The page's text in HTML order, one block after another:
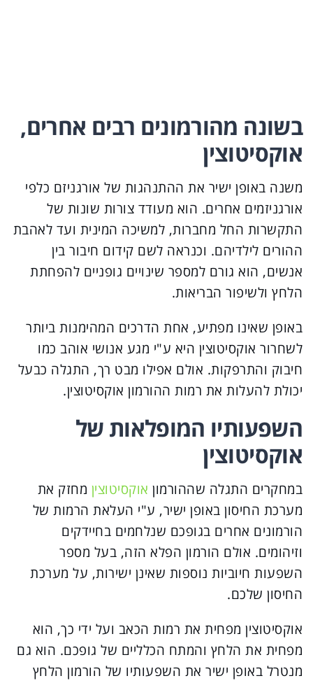
בשונה מהורמונים רבים אחרים,
אוקסיטוצין
משנה באופן ישיר את ההתנהגות של אורגניזם כלפי
אורגניזמים אחרים. הוא מעודד צורות שונות של
התקשרות החל מחברות, למשיכה המינית ועד לאהבת
ההורים לילדיהם. וכנראה לשם קידום חיבור בין
אנשים, הוא גורם למספר שינויים גופניים להפחתת
הלחץ ולשיפור הבריאות.
באופן שאינו מפתיע, אחת הדרכים המהימנות ביותר
לשחרור אוקסיטוצין היא ע"י מגע אנושי אוהב כמו
חיבוק והתרפקות. אולם אפילו מבט רך, התגלה כבעל
יכולת להעלות את רמות ההורמון אוקסיטוצין.
השפעותיו המופלאות של
אוקסיטוצין
במחקרים התגלה שההורמון אוקסיטוצין מחזק את
מערכת החיסון באופן ישיר, ע"י העלאת הרמות של
הורמונים אחרים בגופכם שנלחמים בחיידקים
וזיהומים. אולם הורמון הפלא הזה, בעל מספר
השפעות חיוביות נוספות שאינן ישירות, על מערכת
החיסון שלכם.
אוקסיטוצין מפחית את רמות הכאב ועל ידי כך, הוא
מפחית את הלחץ והמתח הכלליים של גופכם. הוא גם
מנטרל באופן ישיר את השפעותיו של הורמון הלחץ